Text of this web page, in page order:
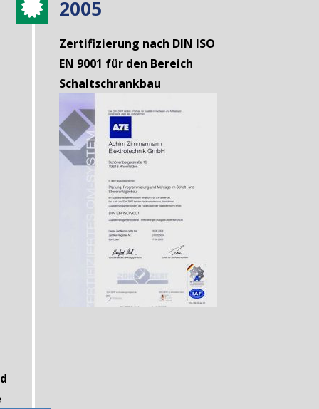
 2005
Zertifizierung nach DIN ISO
EN 9001 für den Bereich
Schaltschrankbau